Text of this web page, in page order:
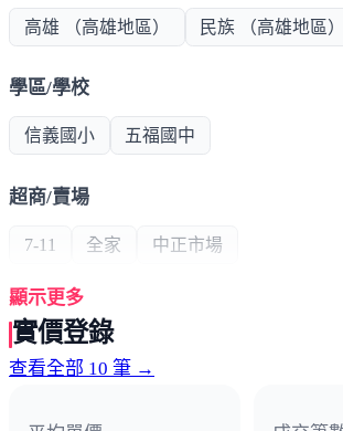
高雄 （高雄地區） 民族 （高雄地區）
學區/學校
信義國小 五福國中
超商/賣場
7-11 全家 中正市場
熱門商圈
顯示更多
實價登錄
查看全部 10 筆 →